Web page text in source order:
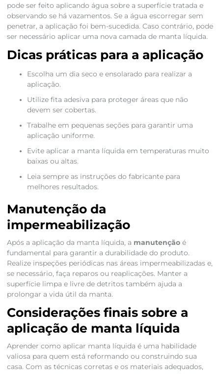
pode ser feito aplicando água sobre a superfície tratada e
observando se há vazamentos. Se a água escorregar sem
penetrar, a aplicação foi bem-sucedida. Caso contrário, pode
ser necessário aplicar uma nova camada de manta líquida.
Dicas práticas para a aplicação
Escolha um dia seco e ensolarado para realizar a
aplicação.
Utilize fita adesiva para proteger áreas que não
devem ser cobertas.
Trabalhe em pequenas seções para garantir uma
aplicação uniforme.
Evite aplicar a manta líquida em temperaturas muito
baixas ou altas.
Leia sempre as instruções do fabricante para
melhores resultados.
Manutenção da
impermeabilização
Após a aplicação da manta líquida, a manutençãoé
fundamental para garantir a durabilidade do produto.
Realize inspeções periódicas nas áreas impermeabilizadas e,
se necessário, faça reparos ou reaplicações. Manter a
superfície limpa e livre de detritos também ajuda a
prolongar a vida útil da manta.
Considerações finais sobre a
aplicação de manta líquida
Aprender como aplicar manta líquida é uma habilidade
valiosa para quem está reformando ou construindo sua
casa. Com as técnicas corretas e os materiais adequados,